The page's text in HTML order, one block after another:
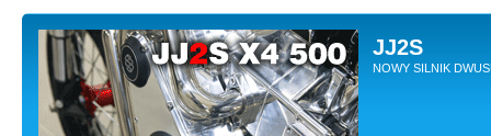
JJ2S
NOWY SILNIK